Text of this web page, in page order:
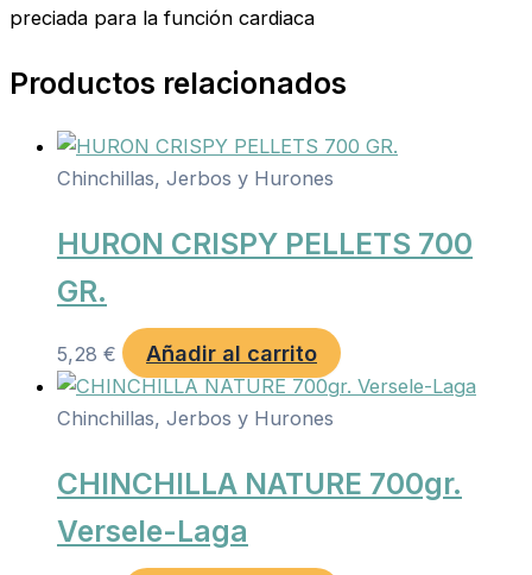
preciada para la función cardiaca
Productos relacionados
Chinchillas, Jerbos y Hurones
HURON CRISPY PELLETS 700
GR.
5,28 € Añadir al carrito
Chinchillas, Jerbos y Hurones
CHINCHILLA NATURE 700gr.
Versele-Laga